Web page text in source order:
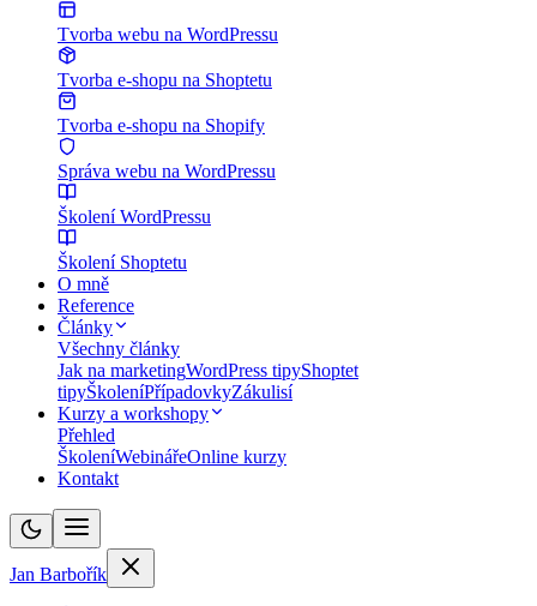
Tvorba webu na WordPressu
Tvorba e-shopu na Shoptetu
Tvorba e-shopu na Shopify
Správa webu na WordPressu
Školení WordPressu
Školení Shoptetu
O mně
Reference
Články
Všechny články
Jak na marketingWordPress tipyShoptet
tipyŠkoleníPřípadovkyZákulisí
Kurzy a workshopy
Přehled
ŠkoleníWebinářeOnline kurzy
Kontakt
Jan Barbořík